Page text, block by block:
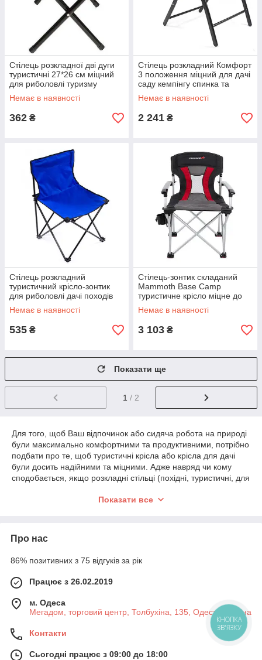
Стілець розкладної дві дуги
туристичні 27*26 см міцний
для риболовлі туризму
складаний табурет
Немає в наявності
362 ₴
Стілець розкладний Комфорт
3 положення міцний для дачі
саду кемпінгу спинка та
підлокітники 48*51*107
Немає в наявності
2 241 ₴
Стілець розкладний
туристичний крісло-зонтик
для риболовлі дачі походів
40*40*70 навантаження до 80
кг
Немає в наявності
535 ₴
Стілець-зонтик складаний
Mammoth Base Camp
туристичне крісло міцне до
130 кг
Немає в наявності
3 103 ₴
Показати ще
1 / 2
Для того, щоб Ваш відпочинок або сидяча робота на природі
були максимально комфортними та продуктивними, потрібно
подбати про те, щоб туристичні крісла або крісла для дачі
були досить надійними та міцними. Адже навряд чи кому
сподобається, якщо розкладні стільці (похідні, туристичні, для
непридатними. Саме тому насамперед необхідно звертати
стільці в Києві, які вирізняються високою якістю виробництва,
надійністю і приємним дизайном можна купити в інтернет-
магазині. Перед тим як купити крісла для риболовлі, похідні
або туристичні, треба звернути увагу на той факт, що меблі
для відпочинку зазвичай виготовляють із таких матеріалів:
надійним, екологічним чистим і ніяк не псується під
впливом ультрафіолету;
синтетичні матеріали, які так само допоможуть
Показати все
Про нас
86% позитивних з 75 відгуків за рік
Працює з 26.02.2019
м. Одеса
Мегадом, торговий центр, Толбухіна, 135, Одеса, Україна
Контакти
Сьогодні працює з 09:00 до 18:00
КНОПКА
ЗВ'ЯЗКУ